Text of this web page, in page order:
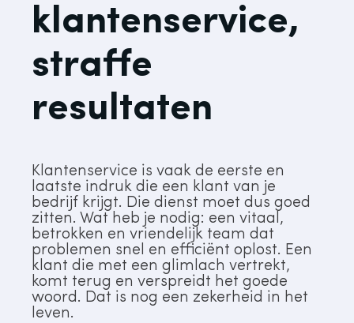
klantenservice,
straffe
resultaten
Klantenservice is vaak de eerste en
laatste indruk die een klant van je
bedrijf krijgt. Die dienst moet dus goed
zitten. Wat heb je nodig: een vitaal,
betrokken en vriendelijk team dat
problemen snel en efficiënt oplost. Een
klant die met een glimlach vertrekt,
komt terug en verspreidt het goede
woord. Dat is nog een zekerheid in het
leven.